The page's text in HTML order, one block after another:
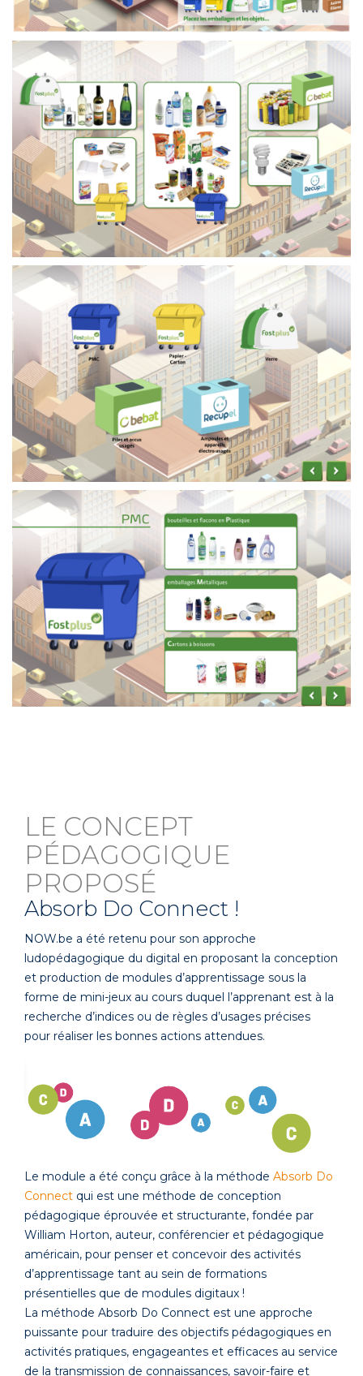
LE CONCEPT
PÉDAGOGIQUE
PROPOSÉ
Absorb Do Connect !
NOW.be a été retenu pour son approche
ludopédagogique du digital en proposant la conception
et production de modules d’apprentissage sous la
forme de mini-jeux au cours duquel l’apprenant est à la
recherche d’indices ou de règles d’usages précises
pour réaliser les bonnes actions attendues.
Le module a été conçu grâce à la méthode Absorb Do
Connect qui est une méthode de conception
pédagogique éprouvée et structurante, fondée par
William Horton, auteur, conférencier et pédagogique
américain, pour penser et concevoir des activités
d’apprentissage tant au sein de formations
présentielles que de modules digitaux !
La méthode Absorb Do Connect est une approche
puissante pour traduire des objectifs pédagogiques en
activités pratiques, engageantes et efficaces au service
de la transmission de connaissances, savoir-faire et